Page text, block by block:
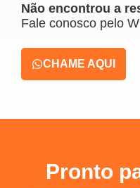
Não encontrou a
Fale conosco pelo
CHAME AQUI
Pronto